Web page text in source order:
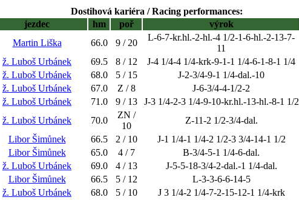
Dostihová kariéra / Racing performances:
jezdec hm poř výrok
Martin Liška 66.0 9 / 20
L-6-7-kr.hl.-2-hl.-4 1/2-1-6-hl.-2-13-7-
11
ž. Luboš Urbánek 69.5 8 / 12 J-4 1/4-4 1/4-krk-9-1-1 1/4-6-1-8-1 1/4
ž. Luboš Urbánek 68.0 5 / 15 J-2-3/4-9-1 1/4-dal.-10
ž. Luboš Urbánek 67.0 Z / 8 J-6-3/4-4-1/2-2
ž. Luboš Urbánek 71.0 9 / 13 J-3 1/4-2-3 1/4-9-10-kr.hl.-13-hl.-8-1 1/2
ž. Luboš Urbánek 70.0
ZN /
10
Z-11-2 1/2-3/4-dal.
Libor Šimůnek 66.5 2 / 10 J-1 1/4-1 1/4-2 1/2-3 3/4-14-1 1/2
Libor Šimůnek 65.0 4 / 7 B-3/4-5-1 1/4-6-dal.
ž. Luboš Urbánek 69.0 4 / 13 J-5-5-18-3/4-2-dal.-1 1/4-dal.
Libor Šimůnek 66.5 5 / 12 L-3-3-6-6-14-5
ž. Luboš Urbánek 68.0 5 / 10 J 3 1/4-2 1/4-7-2-15-12-1 1/4-krk